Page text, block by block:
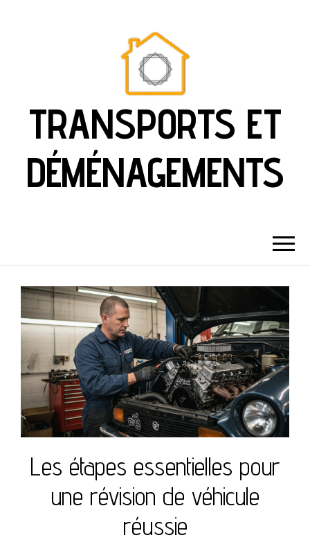
TRANSPORTS ET
DÉMÉNAGEMENTS
Les étapes essentielles pour
une révision de véhicule
réussie